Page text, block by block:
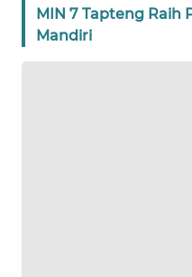
MIN 7 Tapteng Raih
Mandiri
JABAR